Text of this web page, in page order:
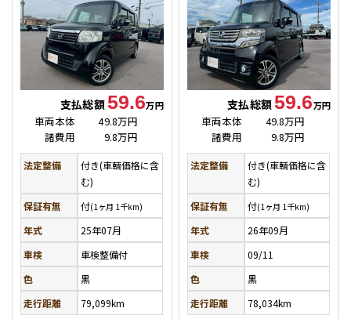
支払総額59.6万円
車両本体
49.8万円
諸費用
9.8万円
法定整備
付き(車輌価格に含
む)
保証有無
付(1ヶ月 1千km)
年式
25年07月
車検
車検整備付
色
黒
走行距離
79,099km
支払総額59.6万円
車両本体
49.8万円
諸費用
9.8万円
法定整備
付き(車輌価格に含
む)
保証有無
付(1ヶ月 1千km)
年式
26年09月
車検
09/11
色
黒
走行距離
78,034km